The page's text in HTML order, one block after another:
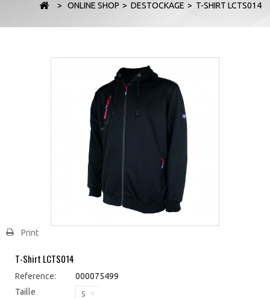
> ONLINE SHOP > DESTOCKAGE > T-SHIRT LCTS014
Print
T-Shirt LCTS014
Reference:
000075499
Taille
S